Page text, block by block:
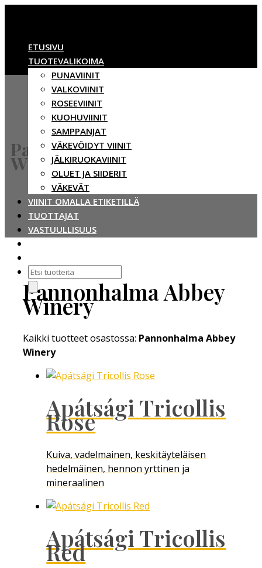
ETUSIVU
TUOTEVALIKOIMA
PUNAVIINIT
VALKOVIINIT
ROSEEVIINIT
KUOHUVIINIT
SAMPPANJAT
VÄKEVÖIDYT VIINIT
JÄLKIRUOKAVIINIT
OLUET JA SIIDERIT
VÄKEVÄT
VIINIT OMALLA ETIKETILLÄ
TUOTTAJAT
VASTUULLISUUS
Products
search
Pannonhalma Abbey
Winery
Pannonhalma Abbey
Winery
Kaikki tuotteet osastossa: Pannonhalma Abbey
Winery
Apátsági Tricollis
Rose
Kuiva, vadelmainen, keskitäyteläisen
hedelmäinen, hennon yrttinen ja
mineraalinen
Apátsági Tricollis
Red